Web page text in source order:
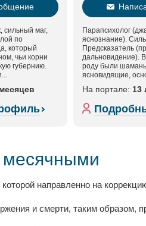
сильный маг,
по
который
чьи корни
губернию.
Парапсихолог
яснознание).
Предсказатель
дальновидение).
роду были
ясновидящие,
На портале: 13
месячными
направленно на
и смерти, таким образом,